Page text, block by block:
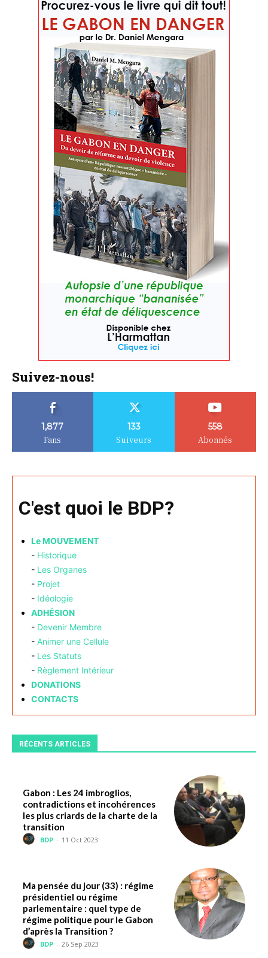
Suivez-nous!
1,877
Fans
133
Suiveurs
558
Abonnés
C'est quoi le BDP?
Le MOUVEMENT
- Historique
- Les Organes
- Projet
- Idéologie
ADHÉSION
- Devenir Membre
- Animer une Cellule
- Les Statuts
- Règlement Intérieur
DONATIONS
CONTACTS
RÉCENTS ARTICLES
Gabon : Les 24 imbroglios,
contradictions et incohérences
les plus criards de la charte de la
transition
BDP - 11 Oct 2023
Ma pensée du jour (33) : régime
présidentiel ou régime
parlementaire : quel type de
régime politique pour le Gabon
d’après la Transition ?
BDP - 26 Sep 2023